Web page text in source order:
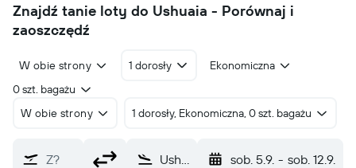
Znajdź tanie loty do Ushuaia - Porównaj i
zaoszczędź
W obie strony 1 dorosły
Ekonomiczna
0 szt. bagażu
W obie strony
1 dorosły, Ekonomiczna, 0 szt. bagażu
Z? Ushuaia Malvinas Argentinas (USH) sob. 5.9. - sob. 12.9.